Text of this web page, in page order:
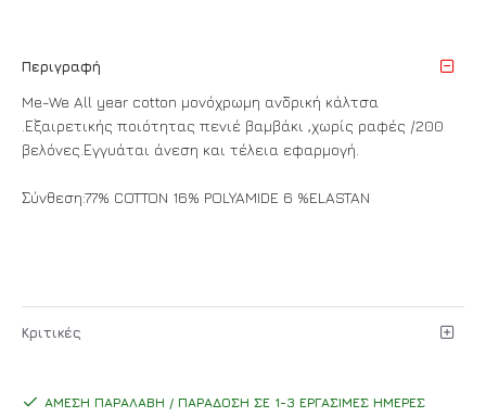
Περιγραφή
Me-We All year cotton μονόχρωμη ανδρική κάλτσα
.Εξαιρετικής ποιότητας πενιέ βαμβάκι ,χωρίς ραφές /200
βελόνες.Εγγυάται άνεση και τέλεια εφαρμογή.
Σύνθεση:77% COTTON 16% POLYAMIDE 6 %ELASTAN
Κριτικές
ΆΜΕΣΗ ΠΑΡΑΛΑΒΉ / ΠΑΡΆΔΟΣΗ ΣΕ 1-3 ΕΡΓΆΣΙΜΕΣ ΗΜΈΡΕΣ